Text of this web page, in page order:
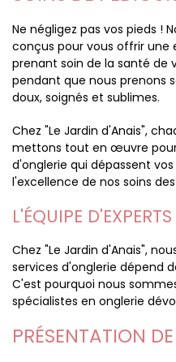
Ne négligez pas vos pieds !
conçus pour vous offrir une
prenant soin de la santé de
pendant que nous prenons
doux, soignés et sublimes.
Chez "Le Jardin d'Anais",
mettons tout en œuvre
d'onglerie qui dépassent
l'excellence de nos soins
L'ÉQUIPE
Chez "Le Jardin d'Anais",
services d'onglerie dépend
C'est pourquoi nous
spécialistes en onglerie
PRÉSENTATION